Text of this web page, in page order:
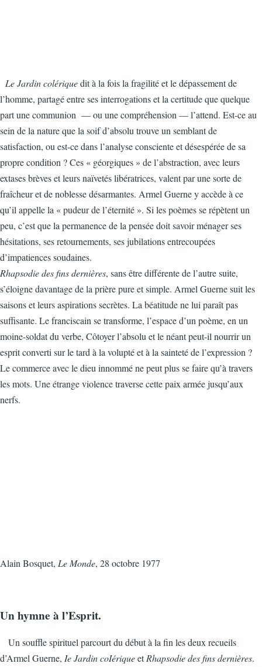
Le Jardin colériquedit à la fois la fragilité et le dépassement de
l’homme, partagé entre ses interrogations et la certitude que quelque
part une communion — ou une compréhension — l’attend. Est-ce au
sein de la nature que la soif d’absolu trouve un semblant de
satisfaction, ou est-ce dans l’analyse consciente et désespérée de sa
propre condition ? Ces « géorgiques » de l’abstraction, avec leurs
extases brèves et leurs naïvetés libératrices, valent par une sorte de
fraîcheur et de noblesse désarmantes. Armel Guerne y accède à ce
qu’il appelle la « pudeur de l’éternité ». Si les poèmes se répètent un
peu, c’est que la permanence de la pensée doit savoir ménager ses
hésitations, ses retournements, ses jubilations entrecoupées
d’impatiences soudaines.
Rhapsodie des fins dernières, sans être différente de l’autre suite,
s’éloigne davantage de la prière pure et simple. Armel Guerne suit les
saisons et leurs aspirations secrètes. La béatitude ne lui paraît pas
suffisante. Le franciscain se transforme, l’espace d’un poème, en un
moine-soldat du verbe, Côtoyer l’absolu et le néant peut-il nourrir un
esprit converti sur le tard à la volupté et à la sainteté de l’expression ?
Le commerce avec le dieu innommé ne peut plus se faire qu’à travers
les mots. Une étrange violence traverse cette paix armée jusqu’aux
nerfs.
Alain Bosquet, Le Monde, 28 octobre 1977
Un hymne à l’Esprit.
Un souffle spirituel parcourt du début à la fin les deux recueils
d’Armel Guerne, Ie Jardin coIériqueetRhapsodie des fins dernières.